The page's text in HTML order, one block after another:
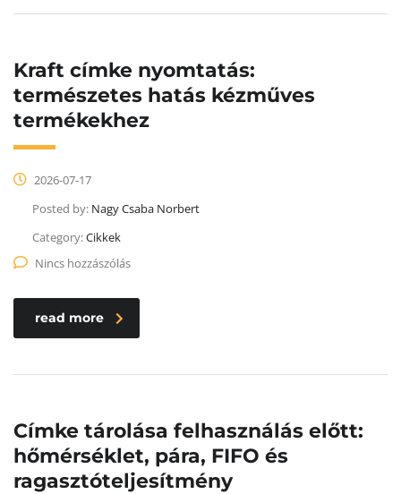
Kraft címke nyomtatás:
természetes hatás kézműves
termékekhez
2026-07-17
Posted by: Nagy Csaba Norbert
Category:Cikkek
Nincs hozzászólás
read more
Címke tárolása felhasználás előtt:
hőmérséklet, pára, FIFO és
ragasztóteljesítmény